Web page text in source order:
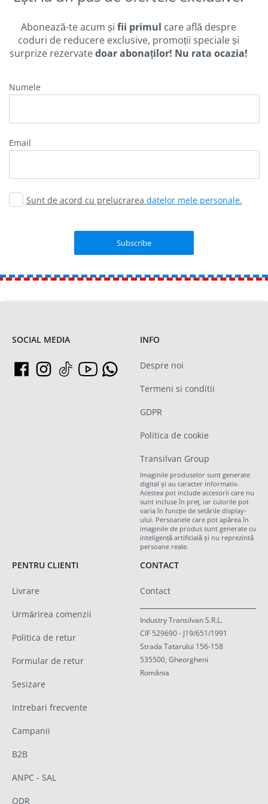
Abonează-te acum și fii primul care află despre
coduri de reducere exclusive, promoții speciale și
surprize rezervatedoar abonaților! Nu rata ocazia!
Numele
email
Sunt de acord cu prelucrarea datelor mele personale.
SOCIAL MEDIA INFO
Despre noi
Termeni si conditii
GDPR
Politica de cookie
Transilvan Group
Imaginile produselor sunt generate
digital și au caracter informativ.
Acestea pot include accesorii care nu
sunt incluse în preț, iar culorile pot
varia în funcție de setările display-
ului. Persoanele care pot apărea în
imaginile de produs sunt generate cu
inteligență artificială și nu reprezintă
persoane reale.
PENTRU CLIENTI
Livrare
Urmărirea comenzii
Politica de retur
Formular de retur
Sesizare
Intrebari frecvente
Campanii
B2B
ANPC - SAL
ODR
CONTACT
Contact
Industry Transilvan S.R.L.
CIF 529690 - J19/651/1991
Strada Tatarului 156-158
535500, Gheorgheni
România